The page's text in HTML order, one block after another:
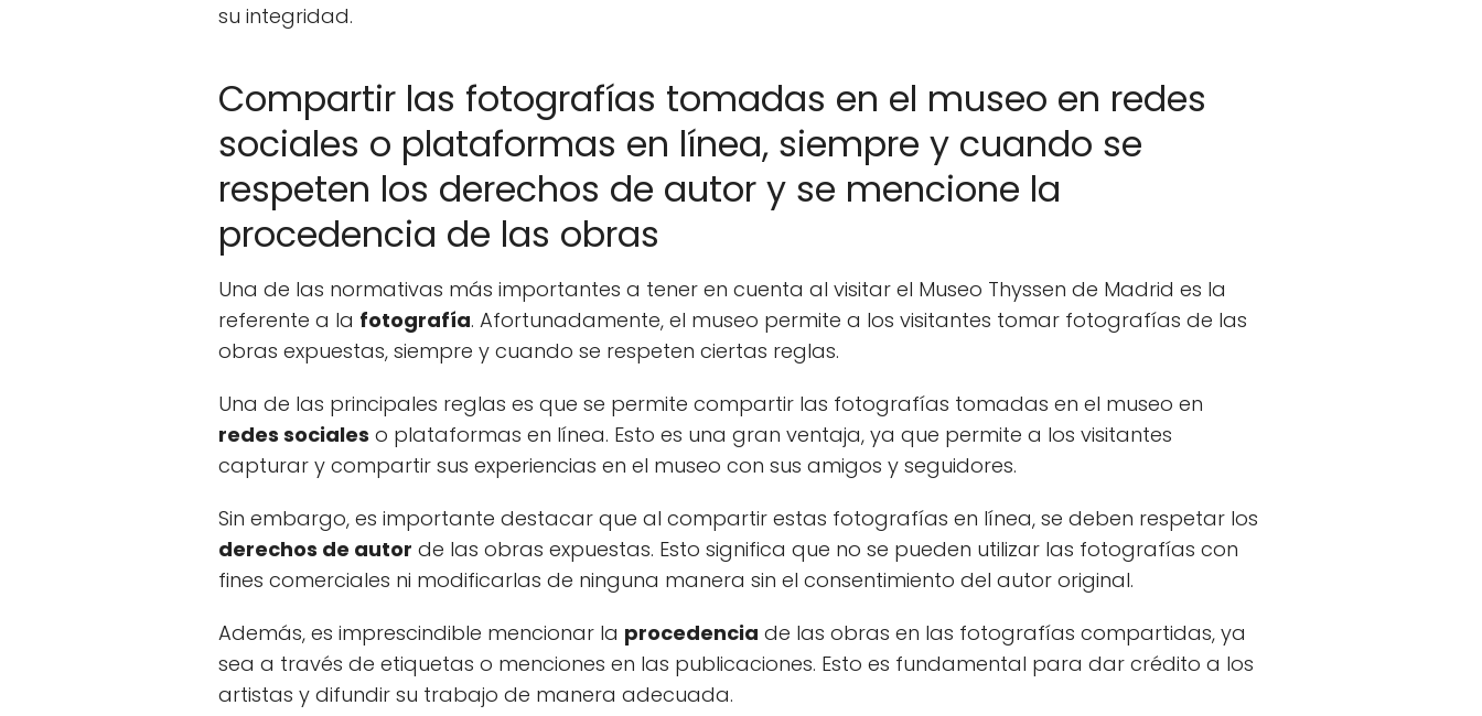
su integridad.
Compartir las fotografías tomadas en el museo en redes
sociales o plataformas en línea, siempre y cuando se
respeten los derechos de autor y se mencione la
procedencia de las obras
Una de las normativas más importantes a tener en cuenta al visitar el Museo Thyssen de Madrid es la
referente a la fotografía. Afortunadamente, el museo permite a los visitantes tomar fotografías de las
obras expuestas, siempre y cuando se respeten ciertas reglas.
Una de las principales reglas es que se permite compartir las fotografías tomadas en el museo en
redes sociales o plataformas en línea. Esto es una gran ventaja, ya que permite a los visitantes
capturar y compartir sus experiencias en el museo con sus amigos y seguidores.
Sin embargo, es importante destacar que al compartir estas fotografías en línea, se deben respetar los
derechos de autor de las obras expuestas. Esto significa que no se pueden utilizar las fotografías con
fines comerciales ni modificarlas de ninguna manera sin el consentimiento del autor original.
Además, es imprescindible mencionar la procedencia de las obras en las fotografías compartidas, ya
sea a través de etiquetas o menciones en las publicaciones. Esto es fundamental para dar crédito a los
artistas y difundir su trabajo de manera adecuada.